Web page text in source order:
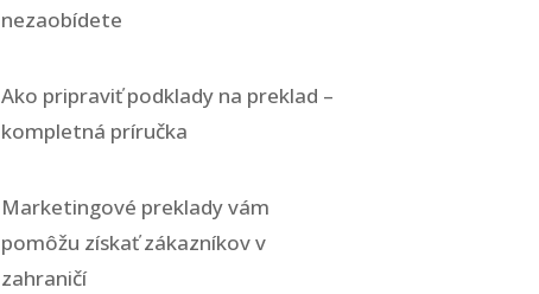
nezaobídete
Ako pripraviť podklady na preklad –
kompletná príručka
Marketingové preklady vám
pomôžu získať zákazníkov v
zahraničí